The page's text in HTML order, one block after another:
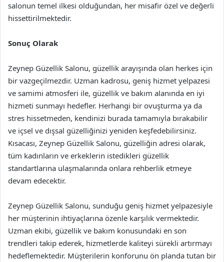
salonun temel ilkesi olduğundan, her misafir özel ve değerli
hissettirilmektedir.
Sonuç Olarak
Zeynep Güzellik Salonu, güzellik arayışında olan herkes için
bir vazgeçilmezdir. Uzman kadrosu, geniş hizmet yelpazesi
ve samimi atmosferi ile, güzellik ve bakım alanında en iyi
hizmeti sunmayı hedefler. Herhangi bir ovuşturma ya da
stres hissetmeden, kendinizi burada tamamıyla bırakabilir
ve içsel ve dışsal güzelliğinizi yeniden keşfedebilirsiniz.
Kısacası, Zeynep Güzellik Salonu, güzelliğin adresi olarak,
tüm kadınların ve erkeklerin istedikleri güzellik
standartlarına ulaşmalarında onlara rehberlik etmeye
devam edecektir.
Zeynep Güzellik Salonu, sunduğu geniş hizmet yelpazesiyle
her müşterinin ihtiyaçlarına özenle karşılık vermektedir.
Uzman ekibi, güzellik ve bakım konusundaki en son
trendleri takip ederek, hizmetlerde kaliteyi sürekli artırmayı
hedeflemektedir. Müşterilerin konforunu ön planda tutan bir